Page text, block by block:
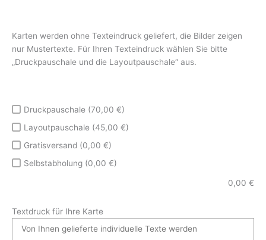
Karten werden ohne Texteindruck geliefert, die Bilder zeigen
nur Mustertexte. Für Ihren Texteindruck wählen Sie bitte
„Druckpauschale und die Layoutpauschale“ aus.
Druckpauschale (70,00 €)
Layoutpauschale (45,00 €)
Gratisversand (0,00 €)
Selbstabholung (0,00 €)
0,00 €
Textdruck für Ihre Karte